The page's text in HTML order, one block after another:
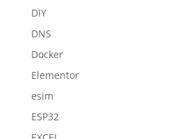
DIY
DNS
Docker
Elementor
esim
ESP32